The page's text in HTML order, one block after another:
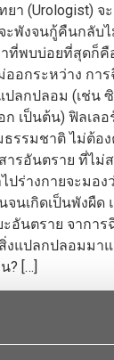
า (Urologist) จ
พังจนกู้คืนกลับ
ที่พบบ่อยที่สุดก็คื
อกระหว่าง กา
ปลกปลอม (เช่น
เป็นต้น) ฟิลเลอ
รรมชาติ ไม่ต้อ
ารอันตราย ที่ไม่
ปร่างกายจะมอง
นเกิดเป็นพังผืด
อันตราย จาการ
งแปลกปลอมมา
? […]